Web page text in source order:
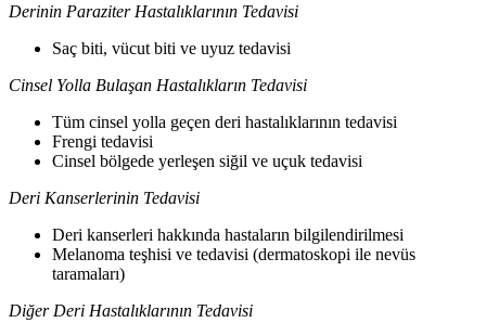
Derinin Paraziter Hastalıklarının Tedavisi
Saç biti, vücut biti ve uyuz tedavisi
Cinsel Yolla Bulaşan Hastalıkların Tedavisi
Tüm cinsel yolla geçen deri hastalıklarının tedavisi
Frengi tedavisi
Cinsel bölgede yerleşen siğil ve uçuk tedavisi
Deri Kanserlerinin Tedavisi
Deri kanserleri hakkında hastaların bilgilendirilmesi
Melanoma teşhisi ve tedavisi (dermatoskopi ile nevüs
taramaları)
Diğer Deri Hastalıklarının Tedavisi